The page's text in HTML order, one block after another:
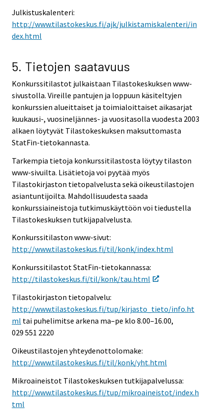
Julkistuskalenteri:
http://www.tilastokeskus.fi/ajk/julkistamiskalenteri/in
dex.html
5. Tietojen saatavuus
Konkurssitilastot julkaistaan Tilastokeskuksen www-
sivustolla. Vireille pantujen ja loppuun käsiteltyjen
konkurssien alueittaiset ja toimialoittaiset aikasarjat
kuukausi-, vuosineljännes- ja vuositasolla vuodesta 2003
alkaen löytyvät Tilastokeskuksen maksuttomasta
StatFin-tietokannasta.
Tarkempia tietoja konkurssitilastosta löytyy tilaston
www-sivuilta. Lisätietoja voi pyytää myös
Tilastokirjaston tietopalvelusta sekä oikeustilastojen
asiantuntijoilta. Mahdollisuudesta saada
konkurssiaineistoja tutkimuskäyttöön voi tiedustella
Tilastokeskuksen tutkijapalvelusta.
Konkurssitilaston www-sivut:
http://www.tilastokeskus.fi/til/konk/index.html
Konkurssitilastot StatFin-tietokannassa:
http://tilastokeskus.fi/til/konk/tau.html
Tilastokirjaston tietopalvelu:
http://www.tilastokeskus.fi/tup/kirjasto_tieto/info.ht
ml tai puhelimitse arkena ma–pe klo 8.00–16.00,
029 551 2220
Oikeustilastojen yhteydenottolomake:
http://www.tilastokeskus.fi/til/konk/yht.html
Mikroaineistot Tilastokeskuksen tutkijapalvelussa:
http://www.tilastokeskus.fi/tup/mikroaineistot/index.h
tml